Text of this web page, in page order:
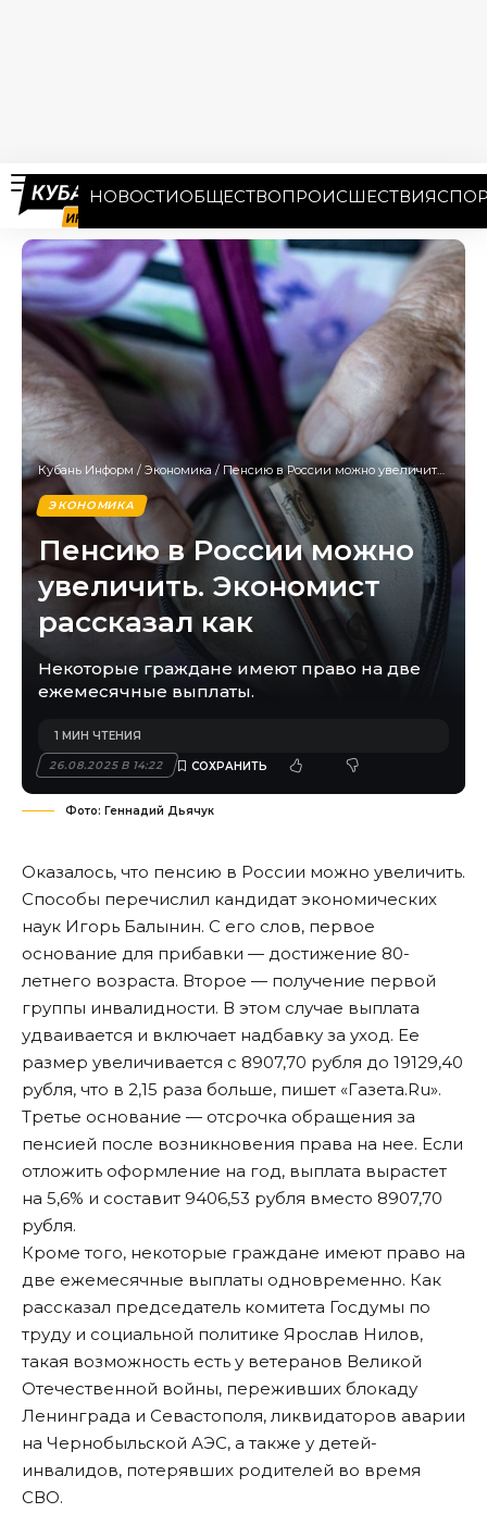
НОВОСТИОБЩЕСТВОПРОИСШЕСТВИЯ
Кубань Информ / Экономика / Пенсию в России можно увеличить. Экономист рассказал как
ЭКОНОМИКА
Пенсию в России можно
увеличить. Экономист
рассказал как
Некоторые граждане имеют право на две
ежемесячные выплаты.
26.08.2025 В 14:22
1 МИН ЧТЕНИЯ
Фото: Геннадий Дьячук
Оказалось, что пенсию в России можно увеличить.
Способы перечислил кандидат экономических
наук Игорь Балынин. С его слов, первое
основание для прибавки — достижение 80-
летнего возраста. Второе — получение первой
группы инвалидности. В этом случае выплата
удваивается и включает надбавку за уход. Ее
размер увеличивается с 8907,70 рубля до 19129,40
рубля, что в 2,15 раза больше, пишет «Газета.Ru».
Третье основание — отсрочка обращения за
пенсией после возникновения права на нее. Если
отложить оформление на год, выплата вырастет
на 5,6% и составит 9406,53 рубля вместо 8907,70
рубля.
Кроме того, некоторые граждане имеют право на
две ежемесячные выплаты одновременно. Как
рассказал председатель комитета Госдумы по
труду и социальной политике Ярослав Нилов,
такая возможность есть у ветеранов Великой
Отечественной войны, переживших блокаду
Ленинграда и Севастополя, ликвидаторов аварии
на Чернобыльской АЭС, а также у детей-
инвалидов, потерявших родителей во время
СВО.